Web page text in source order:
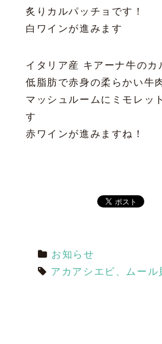
炙りカルパッチョです！
白ワインが進みます
イタリア産 キアーナ牛のカ
低脂肪で赤身の柔らかい牛
マッシュルームにミモレッ
す
赤ワインが進みますね！
お知らせ
アカアシエビ、ムール